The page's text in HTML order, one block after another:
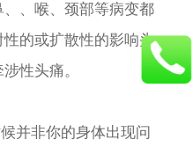
、喉、颈部等病变都
的或扩散性的影响头
性头痛。
并非你的身体出现问